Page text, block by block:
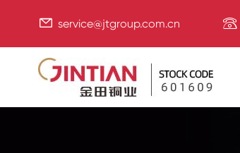
 service@jtgroup.com.cn 